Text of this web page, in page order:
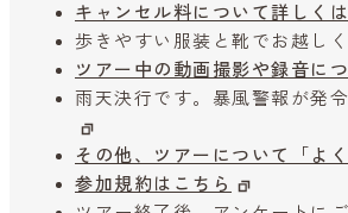
キャンセル料について詳しく
歩きやすい服装と靴でお越しく
ツアー中の動画撮影や録音に
雨天決行です。暴風警報が発
その他、ツアーについて「よ
参加規約はこちら